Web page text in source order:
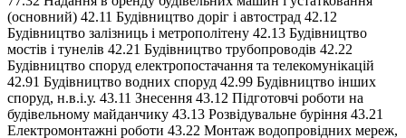
(основний) 42.11 Будівництво доріг і автострад 42.12
Будівництво залізниць і метрополітену 42.13 Будівництво
мостів і тунелів 42.21 Будівництво трубопроводів 42.22
Будівництво споруд електропостачання та телекомунікацій
42.91 Будівництво водних споруд 42.99 Будівництво інших
споруд, н.в.і.у. 43.11 Знесення 43.12 Підготовчі роботи на
будівельному майданчику 43.13 Розвідувальне буріння 43.21
Електромонтажні роботи 43.22 Монтаж водопровідних мереж,